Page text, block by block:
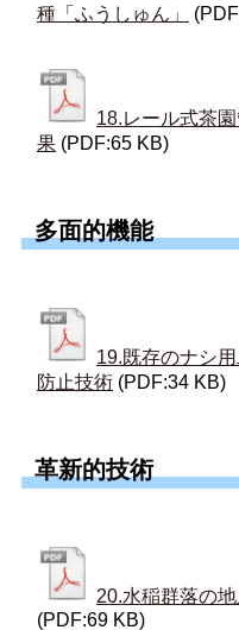
種「ふうしゅん」
18.レール式茶
果 (PDF:65 KB)
多面的機能
19.既存のナシ
防止技術 (PDF:34 KB)
革新的技術
20.水稲群落の
(PDF:69 KB)